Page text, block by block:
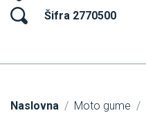
Šifra 2770500
Naslovna Moto gume